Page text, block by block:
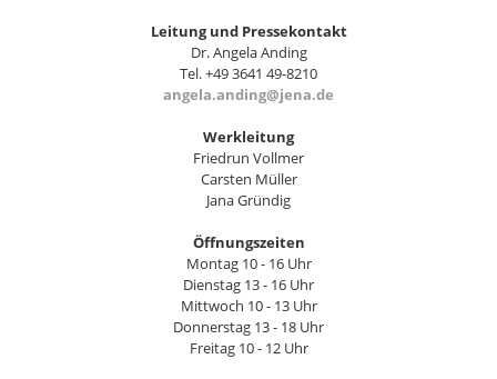
Leitung und Pressekontakt
Dr. Angela Anding
Tel. +49 3641 49-8210
angela.anding@jena.de
Werkleitung
Friedrun Vollmer
Carsten Müller
Jana Gründig
Öffnungszeiten
Montag 10 - 16 Uhr
Dienstag 13 - 16 Uhr
Mittwoch 10 - 13 Uhr
Donnerstag 13 - 18 Uhr
Freitag 10 - 12 Uhr